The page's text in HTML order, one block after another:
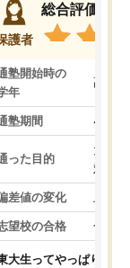
護者
総合評価
塾開始時の
年
高3
塾期間 4ヵ月
った目的
大学
対策
差値の変化 上が
望校の合格 合格
大生ってやっぱりすご